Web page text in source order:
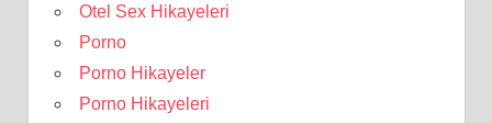
Otel Sex Hikayeleri
Porno
Porno Hikayeler
Porno Hikayeleri